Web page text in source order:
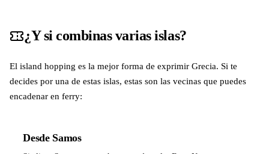
¿Y si combinas varias islas?
El island hopping es la mejor forma de exprimir Grecia. Si te
decides por una de estas islas, estas son las vecinas que puedes
encadenar en ferry:
Desde Samos